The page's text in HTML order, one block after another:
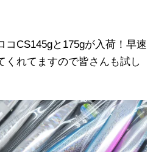
コCS145gと175gが入荷！早速
くれてますので皆さんも試し